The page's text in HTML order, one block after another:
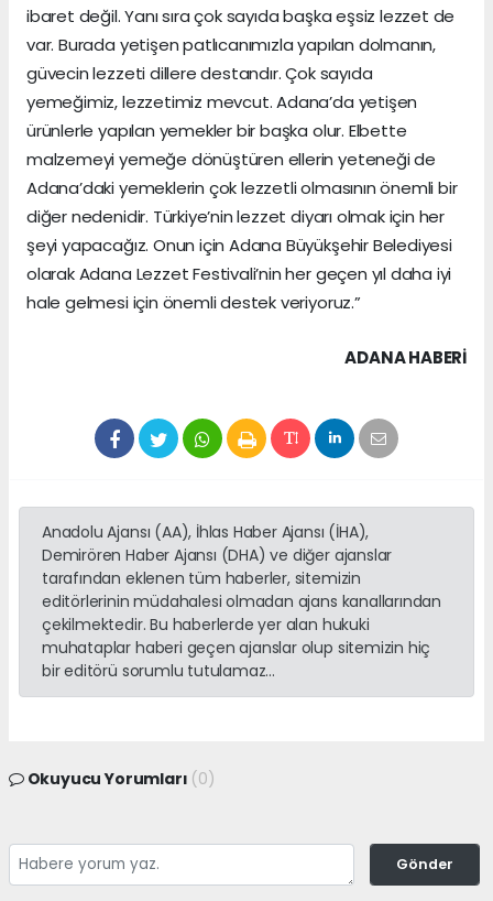
ibaret değil. Yanı sıra çok sayıda başka eşsiz lezzet de
var. Burada yetişen patlıcanımızla yapılan dolmanın,
güvecin lezzeti dillere destandır. Çok sayıda
yemeğimiz, lezzetimiz mevcut. Adana’da yetişen
ürünlerle yapılan yemekler bir başka olur. Elbette
malzemeyi yemeğe dönüştüren ellerin yeteneği de
Adana’daki yemeklerin çok lezzetli olmasının önemli bir
diğer nedenidir. Türkiye’nin lezzet diyarı olmak için her
şeyi yapacağız. Onun için Adana Büyükşehir Belediyesi
olarak Adana Lezzet Festivali’nin her geçen yıl daha iyi
hale gelmesi için önemli destek veriyoruz.”
ADANA HABERİ
Anadolu Ajansı (AA), İhlas Haber Ajansı (İHA),
Demirören Haber Ajansı (DHA) ve diğer ajanslar
tarafından eklenen tüm haberler, sitemizin
editörlerinin müdahalesi olmadan ajans kanallarından
çekilmektedir. Bu haberlerde yer alan hukuki
muhataplar haberi geçen ajanslar olup sitemizin hiç
bir editörü sorumlu tutulamaz...
Okuyucu Yorumları (0)
Gönder